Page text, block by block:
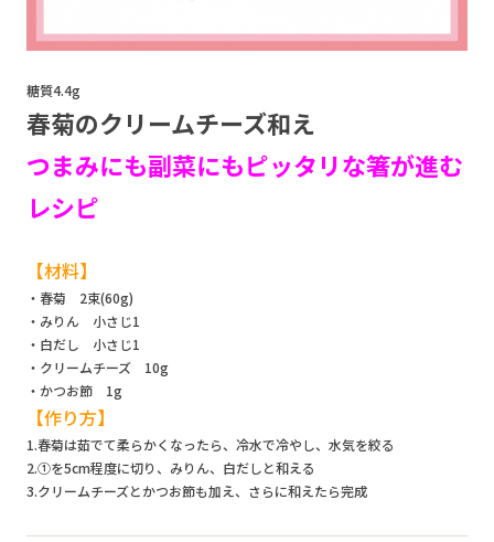
糖質4.4g
春菊のクリームチーズ和え
つまみにも副菜にもピッタリな箸が進む
レシピ
【材料】
・春菊 2束(60g)
・みりん 小さじ1
・白だし 小さじ1
・クリームチーズ 10g
・かつお節 1g
【作り方】
1.春菊は茹でて柔らかくなったら、冷水で冷やし、水気を絞る
2.①を5cm程度に切り、みりん、白だしと和える
3.クリームチーズとかつお節も加え、さらに和えたら完成